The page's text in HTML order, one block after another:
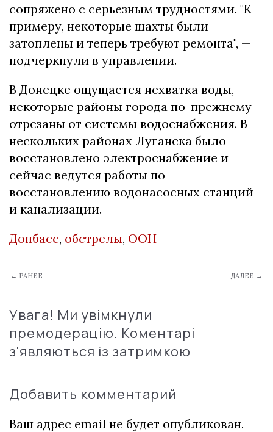
сопряжено с серьезным трудностями. "К
примеру, некоторые шахты были
затоплены и теперь требуют ремонта", —
подчеркнули в управлении.
В Донецке ощущается нехватка воды,
некоторые районы города по-прежнему
отрезаны от системы водоснабжения. В
нескольких районах Луганска было
восстановлено электроснабжение и
сейчас ведутся работы по
восстановлению водонасосных станций
и канализации.
Донбасс, обстрелы, ООН
← РАНЕЕ ДАЛЕЕ →
Увага! Ми увімкнули
премодерацію. Коментарі
з'являються із затримкою
Добавить комментарий
Ваш адрес email не будет опубликован.